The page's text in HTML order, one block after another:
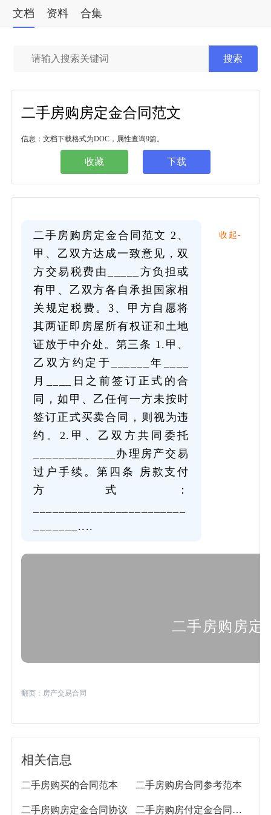
文档 资料 合集
搜索
二手房购房定金合同范文
信息：文档下载格式为DOC，属性查询9篇。
收藏 下载
收起-
二手房购房定金合同范文 2、
甲、乙双方达成一致意见，双
方交易税费由_____方负担或
有甲、乙双方各自承担国家相
关规定税费。3、甲方自愿将
其两证即房屋所有权证和土地
证放于中介处。第三条 1.甲、
乙双方约定于______年____
月____日之前签订正式的合
同，如甲、乙任何一方未按时
签订正式买卖合同，则视为违
约。2.甲、乙双方共同委托
_____________办理房产交易
过户手续。第四条 房款支付
方式：
_______....
二手房购房定
翻页： 房产交易合同
相关信息
二手房购买的合同范本 二手房购房合同参考范本
二手房购房定金合同协议 二手房购房付定金合同18篇